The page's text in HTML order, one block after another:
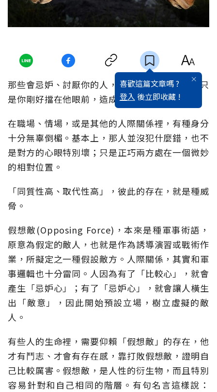
喜歡這篇文章嗎 ?
登入 後立即收藏 !
那些會忌妒、討厭你的人，並非因為你有問題，只
是你剛好擋在他眼前，造成了他的壓力。
在職場、情場，或是其他的人際關係裡，有種身分
十分無辜倒楣。基本上，那人並沒犯什麼錯，也不
是對方的心眼特別壞；只是正巧兩方處在一個微妙
的相對位置。
「同質性高、取代性高」，彼此的存在，就是種威
脅。
假想敵(Opposing Force)，本來是種軍事術語，
原意為假定的敵人，也就是作為誘導演習或戰術作
業，所擬定之一種假設敵方。人際關係，其實和軍
事邏輯也十分雷同。人因為有了「比較心」，就會
產生「忌妒心」；有了「忌妒心」，就會讓人橫生
出「敵意」，因此開始預設立場，樹立虛擬的敵
人。
有些人的生命裡，需要仰賴「假想敵」的存在，他
才有鬥志、才會有存在感，靠打敗假想敵，證明自
己比較厲害。假想敵，是人性的衍生物，而且特別
容易針對和自己相同的階層。有句名言這樣說：